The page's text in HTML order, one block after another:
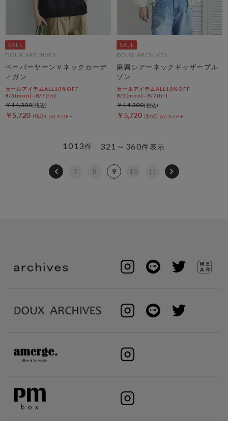
DOUX ARCHIVES
ペーパーヤーンＶネックカーデ
ィガン
セールアイテムALL10%OFF
8/3(mon)~8/7(fri)
￥5,720 60％OFF
￥14,300
DOUX ARCHIVES
麻調シアーネックギャザーブル
ゾン
セールアイテムALL10%OFF
8/3(mon)~8/7(fri)
￥5,720 60％OFF
￥14,300
321～360件表示
1013件
7 8 9 10 11